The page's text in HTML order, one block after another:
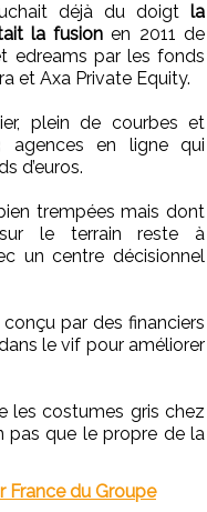
déjà du doigt la
la fusion en 2011 de
edreams par les fonds
et Axa Private Equity.
plein de courbes et
agences en ligne qui
d’euros.
trempées mais dont
le terrain reste à
un centre décisionnel
conçu par des financiers
le vif pour améliorer
les costumes gris chez
pas que le propre de la
France du Groupe